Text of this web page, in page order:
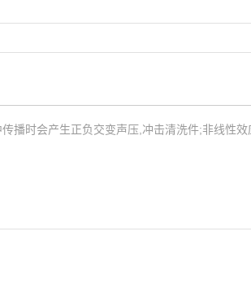
播时会产生正负交变声压,冲击清洗件;非线性